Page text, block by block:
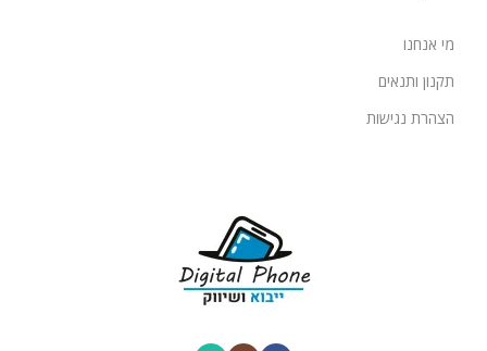
מי אנחנו
תקנון ותנאים
הצהרת נגישות